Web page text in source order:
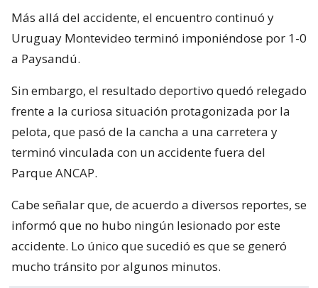
Más allá del accidente, el encuentro continuó y
Uruguay Montevideo terminó imponiéndose por 1-0
a Paysandú.
Sin embargo, el resultado deportivo quedó relegado
frente a la curiosa situación protagonizada por la
pelota, que pasó de la cancha a una carretera y
terminó vinculada con un accidente fuera del
Parque ANCAP.
Cabe señalar que, de acuerdo a diversos reportes, se
informó que no hubo ningún lesionado por este
accidente. Lo único que sucedió es que se generó
mucho tránsito por algunos minutos.